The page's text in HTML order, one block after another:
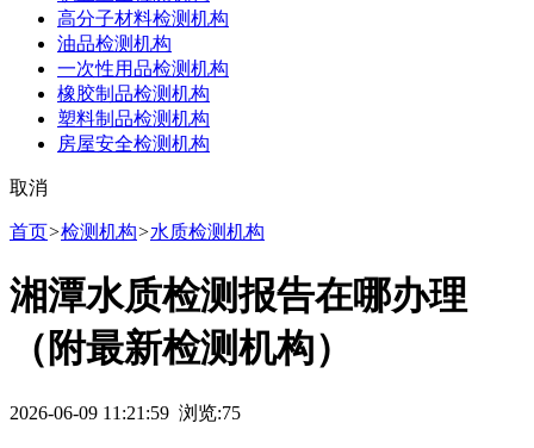
高分子材料检测机构
油品检测机构
一次性用品检测机构
橡胶制品检测机构
塑料制品检测机构
房屋安全检测机构
取消
首页>检测机构>水质检测机构
湘潭水质检测报告在哪办理
（附最新检测机构）
2026-06-09 11:21:59 浏览:75